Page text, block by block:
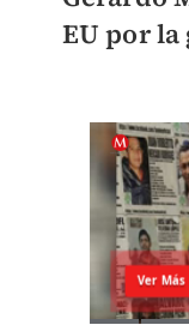
EU por la